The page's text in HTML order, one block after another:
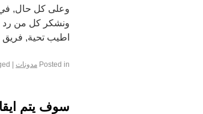
وعلى كل حال, في
ونشكر كل من رد
اطيب تحية, فريق
Posted in مدونات
سوف يتم